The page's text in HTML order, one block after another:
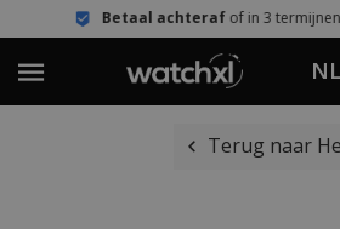
achteraf of in 3 termijnen
Terug naar